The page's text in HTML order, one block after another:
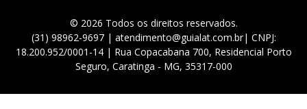
© 2026 Todos os direitos reservados.
(31) 98962-9697 | atendimento@guialat.com.br| CNPJ:
18.200.952/0001-14 | Rua Copacabana 700, Residencial Porto
Seguro, Caratinga - MG, 35317-000